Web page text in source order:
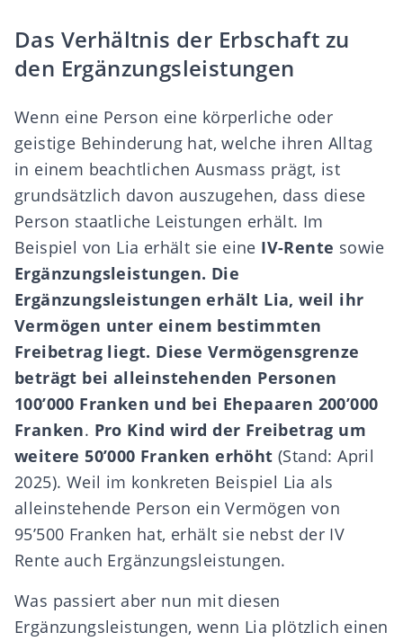
Das Verhältnis der Erbschaft zu
den Ergänzungsleistungen
Wenn eine Person eine körperliche oder
geistige Behinderung hat, welche ihren Alltag
in einem beachtlichen Ausmass prägt, ist
grundsätzlich davon auszugehen, dass diese
Person staatliche Leistungen erhält. Im
Beispiel von Lia erhält sie eine IV-Rente sowie
Ergänzungsleistungen. Die
Ergänzungsleistungen erhält Lia, weil ihr
Vermögen unter einem bestimmten
Freibetrag liegt. Diese Vermögensgrenze
beträgt bei alleinstehenden Personen
100’000 Franken und bei Ehepaaren 200’000
Franken. Pro Kind wird der Freibetrag um
weitere 50’000 Franken erhöht (Stand: April
2025). Weil im konkreten Beispiel Lia als
alleinstehende Person ein Vermögen von
95’500 Franken hat, erhält sie nebst der IV
Rente auch Ergänzungsleistungen.
Was passiert aber nun mit diesen
Ergänzungsleistungen, wenn Lia plötzlich einen